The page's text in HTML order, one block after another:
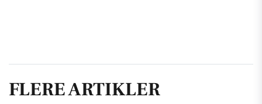
FLERE ARTIKLER